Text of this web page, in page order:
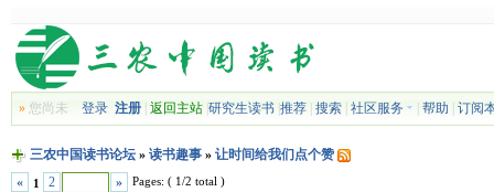
»您尚未 登录 注册| 返回主站| 研究生读书| 推荐| 搜索| 社区服务 帮助 订阅
三农中国读书论坛» 读书趣事» 让时间给我们点个赞
«
1 2 » Pages: ( 1/2 total )